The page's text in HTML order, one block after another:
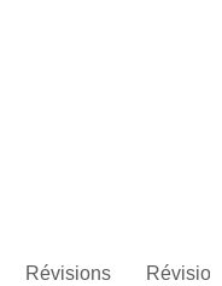
Révisions